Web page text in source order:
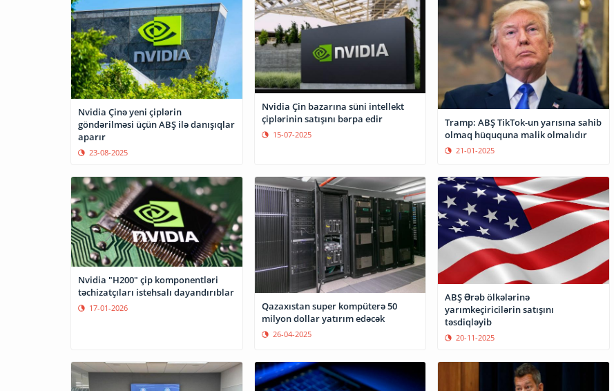
Nvidia Çinə yeni çiplərin
göndərilməsi üçün ABŞ ilə danışıqlar
aparır
23-08-2025
Nvidia Çin bazarına süni intellekt
çiplərinin satışını bərpa edir
15-07-2025
Tramp: ABŞ TikTok-un yarısına sahib
olmaq hüququna malik olmalıdır
21-01-2025
Nvidia "H200" çip komponentləri
təchizatçıları istehsalı dayandırıblar
17-01-2026
Qazaxıstan super kompüterə 50
milyon dollar yatırım edəcək
26-04-2025
ABŞ Ərəb ölkələrinə
yarımkeçiricilərin satışını
təsdiqləyib
20-11-2025